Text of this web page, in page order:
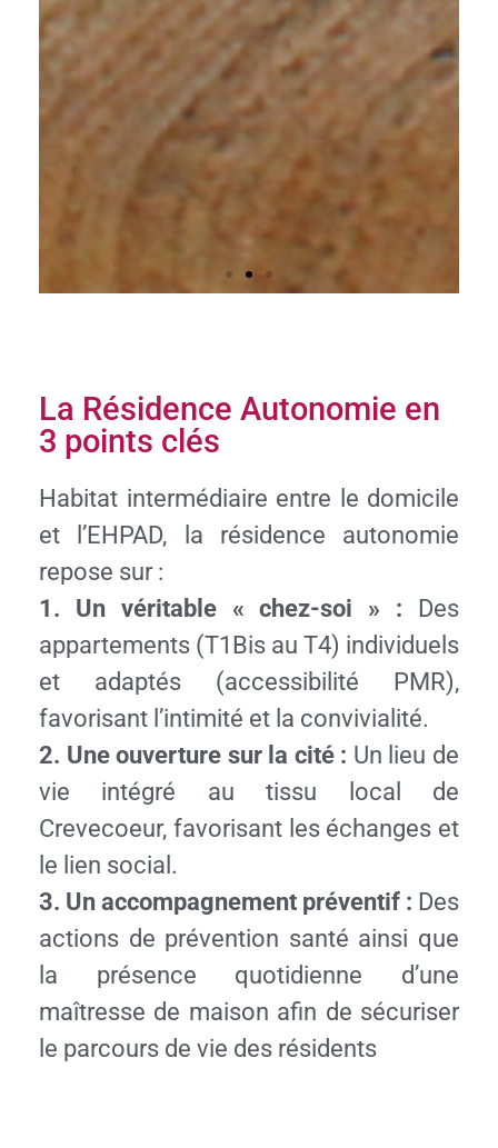
La Résidence Autonomie en
3 points clés
Habitat intermédiaire entre le domicile
et l’EHPAD, la résidence autonomie
repose sur :
1. Un véritable « chez-soi » : Des
appartements (T1Bis au T4) individuels
et adaptés (accessibilité PMR),
favorisant l’intimité et la convivialité.
2. Une ouverture sur la cité : Un lieu de
vie intégré au tissu local de
Crevecoeur, favorisant les échanges et
le lien social.
3. Un accompagnement préventif : Des
actions de prévention santé ainsi que
la présence quotidienne d’une
maîtresse de maison afin de sécuriser
le parcours de vie des résidents